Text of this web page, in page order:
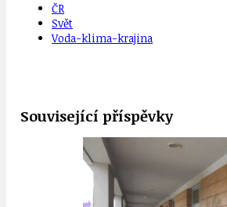
ČR
Svět
Voda-klima-krajina
Související příspěvky